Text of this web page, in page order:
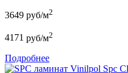
3649 руб/м2
4171 руб/м2
Подробнее